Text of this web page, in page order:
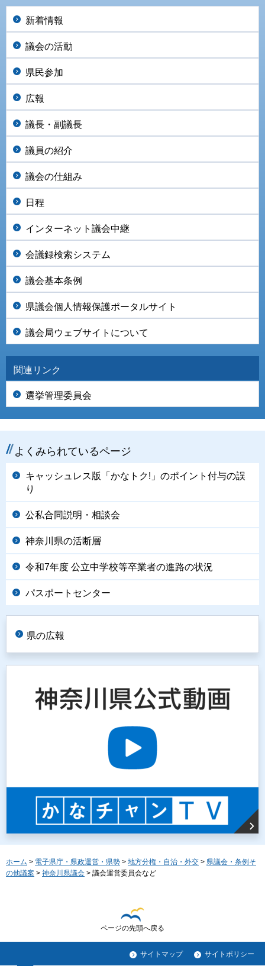
新着情報
議会の活動
県民参加
広報
議長・副議長
議員の紹介
議会の仕組み
日程
インターネット議会中継
会議録検索システム
議会基本条例
県議会個人情報保護ポータルサイト
議会局ウェブサイトについて
関連リンク
選挙管理委員会
よくみられているページ
キャッシュレス版「かなトク!」のポイント付与の誤
り
公私合同説明・相談会
神奈川県の活断層
令和7年度 公立中学校等卒業者の進路の状況
パスポートセンター
県の広報
ホーム > 電子県庁・県政運営・県勢 > 地方分権・自治・外交 > 県議会・条例そ
の他議案 > 神奈川県議会 > 議会運営委員会など
ページの先頭へ戻る
サイトマップ サイトポリシー